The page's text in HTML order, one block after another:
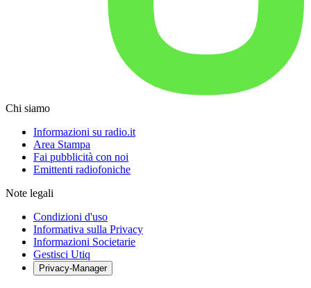
Chi siamo
Informazioni su radio.it
Area Stampa
Fai pubblicità con noi
Emittenti radiofoniche
Note legali
Condizioni d'uso
Informativa sulla Privacy
Informazioni Societarie
Gestisci Utiq
Privacy-Manager